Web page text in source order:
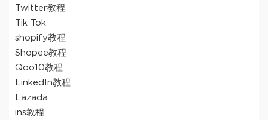
Twitter教程
Tik Tok
shopify教程
Shopee教程
Qoo10教程
LinkedIn教程
Lazada
ins教程